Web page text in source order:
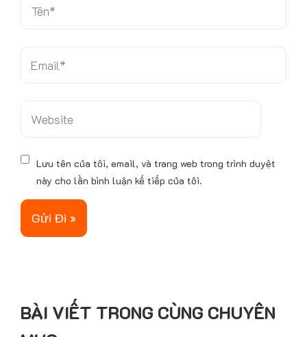
s
e
Lưu tên của tôi, email, và trang web trong trình duyệt
này cho lần bình luận kế tiếp của tôi.
BÀI VIẾT TRONG CÙNG CHUYÊN